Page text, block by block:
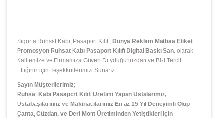
Sigorta Ruhsat Kabı, Pasaport Kılıfı, Dünya Reklam Matbaa Etiket
Promosyon Ruhsat Kabı Pasaport Kılıfı Digital Baskı San. olarak
Kalitemize ve Firmamıza Güven Duyduğunuzdan ve Bizi Tercih
Ettiğiniz için Teşekkürlerimizi Sunarız
Sayın Müşterilerimiz;
Ruhsat Kabı Pasaport Kılıfı Üretimi Yapan Ustalarımız,
Ustabaşılarımız ve Makinacılarımız En az 15 Yıl Deneyimli Olup
Çanta, Cüzdan, ve Deri Mont Üretiminden Yetiştikleri için